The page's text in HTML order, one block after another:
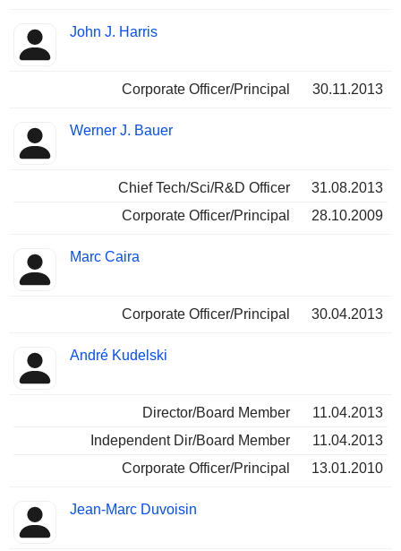
John J. Harris
Corporate Officer/Principal 30.11.2013
Werner J. Bauer
Chief Tech/Sci/R&D Officer
31.08.2013
Corporate Officer/Principal
28.10.2009
Marc Caira
Corporate Officer/Principal 30.04.2013
André Kudelski
Director/Board Member
11.04.2013
Independent Dir/Board Member
11.04.2013
Corporate Officer/Principal
13.01.2010
Jean-Marc Duvoisin